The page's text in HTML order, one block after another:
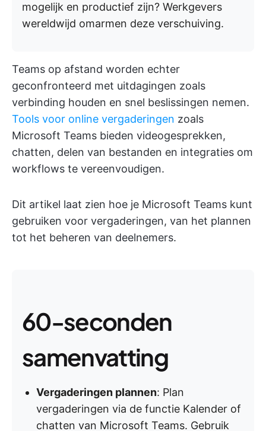
mogelijk en productief zijn? Werkgevers
wereldwijd omarmen deze verschuiving.
Teams op afstand worden echter
geconfronteerd met uitdagingen zoals
verbinding houden en snel beslissingen nemen.
Tools voor online vergaderingen zoals
Microsoft Teams bieden videogesprekken,
chatten, delen van bestanden en integraties om
workflows te vereenvoudigen.
Dit artikel laat zien hoe je Microsoft Teams kunt
gebruiken voor vergaderingen, van het plannen
tot het beheren van deelnemers.
60-seconden
samenvatting
Vergaderingen plannen: Plan
vergaderingen via de functie Kalender of
chatten van Microsoft Teams. Gebruik